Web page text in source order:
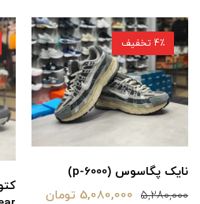
نایک پگاسوس (p-6000)
5,280,000 5,080,000 تومان
4٪ تخفیف